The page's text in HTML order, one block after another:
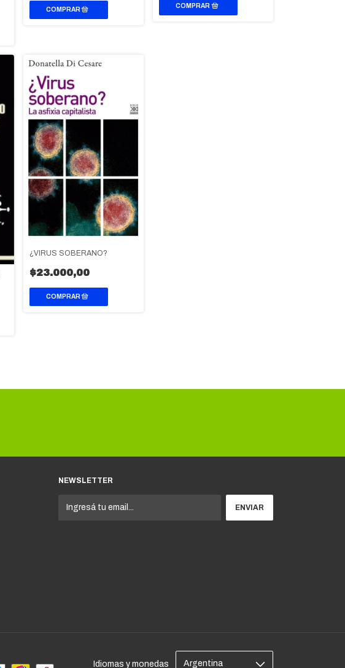
¿VIRUS SOBERANO?
$23.000,00
NEWSLETTER
Idiomas y monedas